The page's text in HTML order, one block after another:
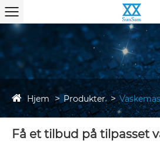
Hjem Produkter
Få et tilbud på tilpasset